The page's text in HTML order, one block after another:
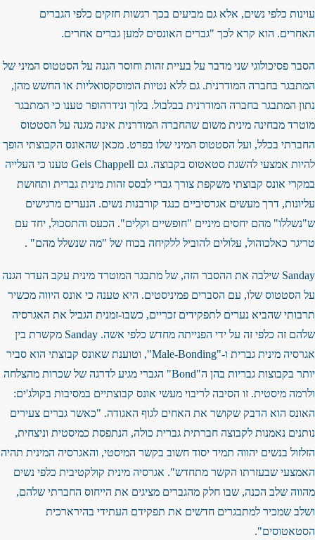
עוינות כלפי נשים, אלא גם מביעים בכך רגשות חזקים כלפי הגברים
האחרים. הוא קרא לכך "גברים האונסים למען גברים אחרים.
הסבר פסיכולוגי שני מדבר על בעיית זהות וחוסר הגנה על הסטטוס המיני של
המתבגר בחברה המודרנית. גם ללא נטיות הומוסקסואליות או החשש מהן,
נתון המתבגר בחברה המודרנית בבלבול. בלוך ונידרהופר טענו כי המתבגר
מוטרד מבחינה מינית משום שהחברה המודרנית אינה מגנה על הסטטוס
החברתי בכלל, ועל הסטטוס המיני שלו בפרט. מכאן שהאונס הקבוצתי הופך
להיות אמצעי להשגת סטאטוס בקבוצה. גם Geis Chappell טענו כי העלייה
במקרי אונס קבוצתי משקפת צורך גברי לבסס זהות מינית גברית ותחושת
עליונות, דרך מעשים אגרסיביים כנגד קורבנות נשים. הנערים מרגישים
ש"נשללו" מהם יחסים מיניים "חופשיים וקלים". הכעס והתסכול, יחד עם
טריגר כאלכוהול, עלולים להוביל ללקיחה בכוח של "מה שנשלל מהם" .
Sanday שילבה את ההסבר הזה, של מתבגר המוטרד מינית עקב העדר הגנה
על הסטטוס שלו, עם הסברים פמיניסטים. היא טענה כי אונס היווה מכשיר
תרבותי שהביא נערים לתפקידים זכריים, כשבו-זמנית הגביל את האגרסיה
שלהם זה כלפי זה על ידי הפנייתה מחדש כלפי אשה. Sanday מקשרת בין
אגרסיה מינית גברית ו-"Male-Bonding", וטוענת שאונס קבוצתי הוא סביר
יותר בקבוצות גבריות בהן ה"Bond" הגברי מגיע לדרגה של שכרות מהצלחה
ולרמה מיסטית. זו הסיבה לריבוי מעשי אונס קבוצתיים במסיבות בקולג'ים:
האונס הוא הדבק שקושר את האחים לגוף האגודה. "כאשר גברים צעירים
נותנים נאמנות לקבוצה חברתית גברית כולה, הנתפסת כמיסטית וניצחית,
הזלזול בנשים יהווה תמיד יסוד חשוב בקשר המיסטי, והאגרסיה המינית תהיה
האמצעי שבעזרתו הקשר מתחדש". אגרסיה מינית קולקטיבית כלפי נשים
מהווה שלב הכנה, שבו חלק מהגברים מציגים את הייחוס החברתי שלהם,
ושלב שמכיר למתבגרים חדשים את תפקידם העתידי בהירארכית
הסטאטוסים".